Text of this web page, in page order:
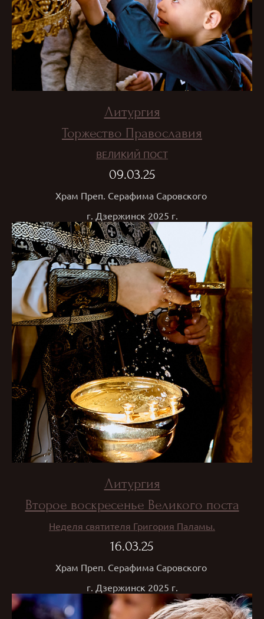
Литургия
Торжество Православия
ВЕЛИКИЙ ПОСТ
09.03.25
Храм Преп. Серафима Саровского
г. Дзержинск 2025 г.
Литургия
Второе воскресенье Великого поста
Неделя святителя Григория Паламы.
16.03.25
Храм Преп. Серафима Саровского
г. Дзержинск 2025 г.